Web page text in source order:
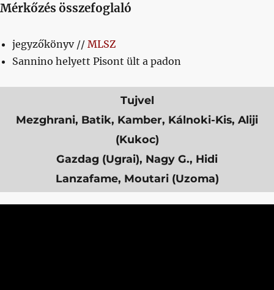
Mérkőzés összefoglaló
jegyzőkönyv // MLSZ
Sannino helyett Pisont ült a padon
Tujvel
Mezghrani, Batik, Kamber, Kálnoki-Kis, Aliji
(Kukoc)
Gazdag (Ugrai), Nagy G., Hidi
Lanzafame, Moutari (Uzoma)